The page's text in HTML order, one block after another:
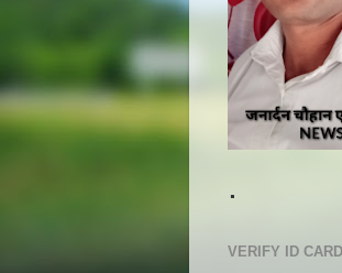
.
VERIFY ID CARD